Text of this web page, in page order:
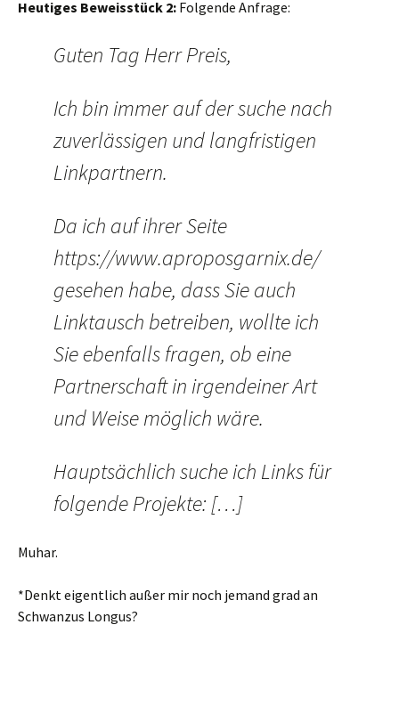
Heutiges Beweisstück 2: Folgende Anfrage:
Guten Tag Herr Preis,
Ich bin immer auf der suche nach
zuverlässigen und langfristigen
Linkpartnern.
Da ich auf ihrer Seite
https://www.aproposgarnix.de/
gesehen habe, dass Sie auch
Linktausch betreiben, wollte ich
Sie ebenfalls fragen, ob eine
Partnerschaft in irgendeiner Art
und Weise möglich wäre.
Hauptsächlich suche ich Links für
folgende Projekte: […]
Muhar.
*Denkt eigentlich außer mir noch jemand grad an
Schwanzus Longus?